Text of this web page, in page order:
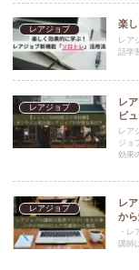
レアジョブ
楽
レア
話学
レアジョブ
レ
ビ
レア
ジョ
効果
レアジョブ
レ
か
・
講師